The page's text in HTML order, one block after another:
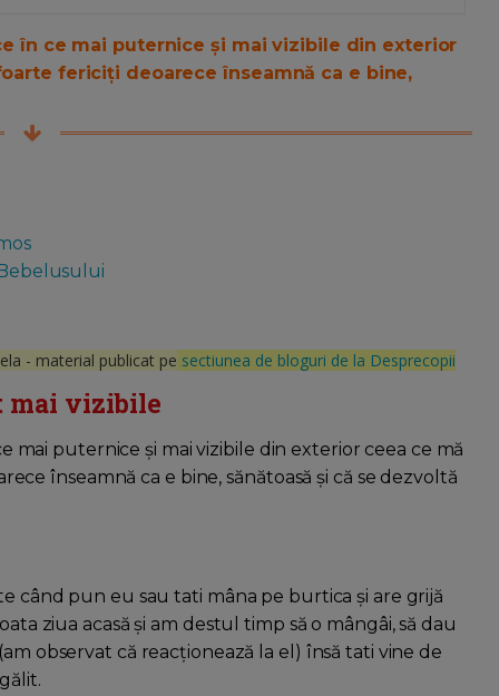
în ce mai puternice și mai vizibile din exterior
fericiți deoarece înseamnă ca e bine,
- material publicat pe sectiunea de bloguri de la Desprecopii
mai vizibile
mai puternice și mai vizibile din exterior ceea ce mă
înseamnă ca e bine, sănătoasă și că se dezvoltă
când pun eu sau tati mâna pe burtica și are grijă
ziua acasă și am destul timp să o mângâi, să dau
observat că reacționează la el) însă tati vine de